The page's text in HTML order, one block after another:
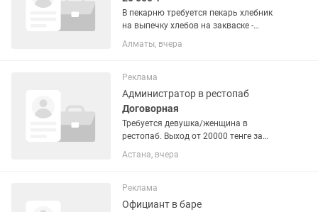
В пекарню требуется пекарь хлебник
на выпечку хлебов на закваске -
картины, багеты, тестовые бриоши,
безглютеновый и тд.
Алматы, вчера
Реклама
Администратор в рестопаб
Договорная
Требуется девушка/женщина в
рестопаб. Выход от 20000 тенге за
смену.
Астана, вчера
Реклама
Официант в баре